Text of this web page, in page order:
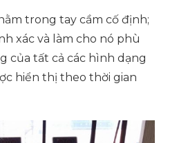
trong tay cầm cố định;
xác và làm cho nó phù
của tất cả các hình dạng
hiển thị theo thời gian